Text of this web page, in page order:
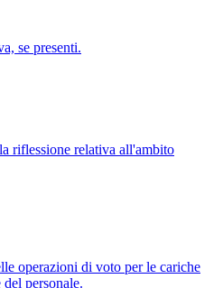
se presenti.
riflessione relativa all'ambito
operazioni di voto per le cariche
personale.